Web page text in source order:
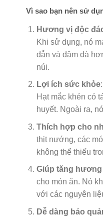
Vì sao bạn nên sử
Hương vị độc
Khi sử dụng, nó
dẫn và đậm đà
núi.
Lợi ích sức khỏe
Hạt mắc khén có
huyết. Ngoài ra,
Thích hợp cho
thịt nướng, các
không thể thiếu
Giúp tăng
cho món ăn. Nó
với các nguyên
Dễ dàng bảo